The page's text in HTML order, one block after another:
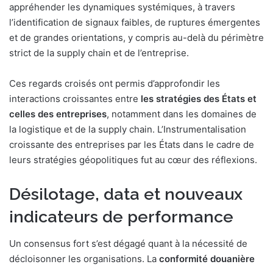
appréhender les dynamiques systémiques, à travers
l’identification de signaux faibles, de ruptures émergentes
et de grandes orientations, y compris au-delà du périmètre
strict de la supply chain et de l’entreprise.
Ces regards croisés ont permis d’approfondir les
interactions croissantes entre les stratégies des États et
celles des entreprises, notamment dans les domaines de
la logistique et de la supply chain. L’Instrumentalisation
croissante des entreprises par les États dans le cadre de
leurs stratégies géopolitiques fut au cœur des réflexions.
Désilotage, data et nouveaux
indicateurs de performance
Un consensus fort s’est dégagé quant à la nécessité de
décloisonner les organisations. La conformité douanière